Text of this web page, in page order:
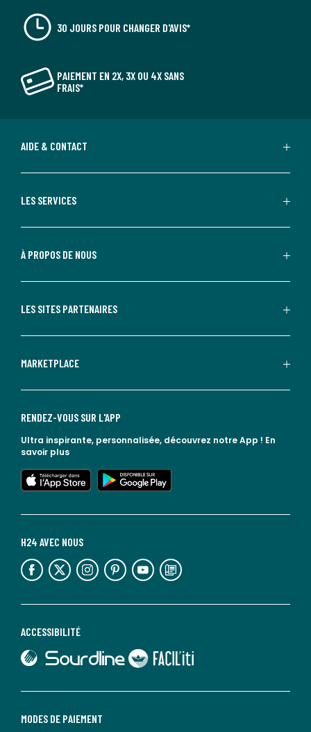
30 JOURS POUR CHANGER D'AVIS*
PAIEMENT EN 2X, 3X OU 4X SANS
FRAIS*
AIDE & CONTACT
LES SERVICES
À PROPOS DE NOUS
LES SITES PARTENAIRES
MARKETPLACE
MODES DE PAIEMENT
ACCESSIBILITÉ
lien vers Sourdline
lien vers Faciliti
H24 AVEC NOUS
lien vers l'espace réseaux sociaux lien vers l'espace réseaux sociaux lien vers l'espace réseaux sociaux lien vers l'espace réseaux sociaux lien vers l'espace réseaux sociaux lien vers le blog la redoute
RENDEZ-VOUS SUR L'APP
Ultra inspirante, personnalisée, découvrez notre App ! En
savoir plus
lien vers l'app store
lien vers google play